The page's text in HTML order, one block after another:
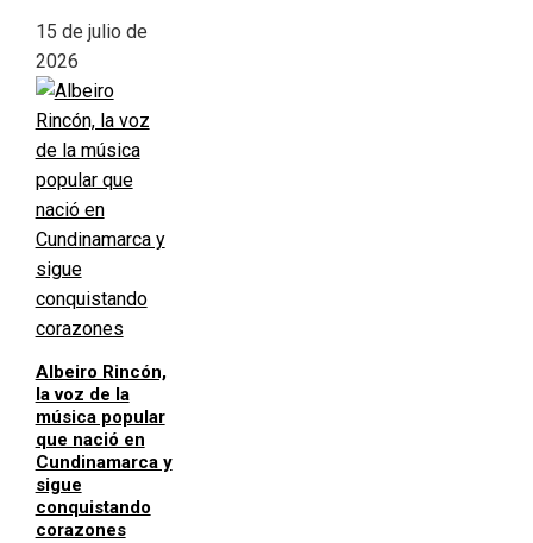
15 de julio de
2026
Albeiro Rincón,
la voz de la
música popular
que nació en
Cundinamarca y
sigue
conquistando
corazones